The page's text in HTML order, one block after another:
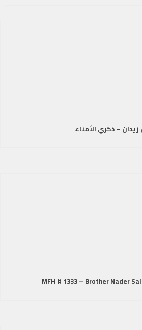
MFH # 1333 – Brother Nader